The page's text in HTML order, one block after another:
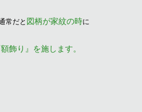
常だと 図柄が家紋の時に
額飾り』を施します。